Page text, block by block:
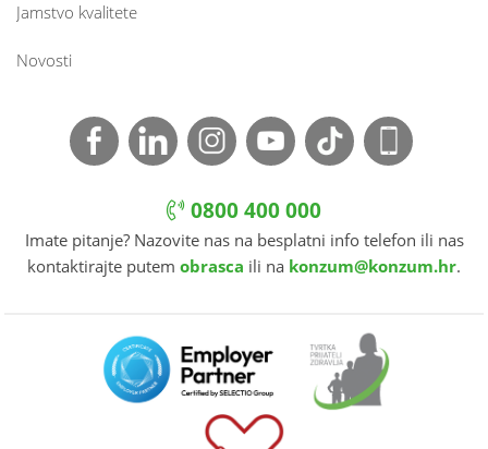
Jamstvo kvalitete
Novosti
0800 400 000
Imate pitanje? Nazovite nas na besplatni info telefon ili nas
kontaktirajte putem obrasca ili na konzum@konzum.hr.